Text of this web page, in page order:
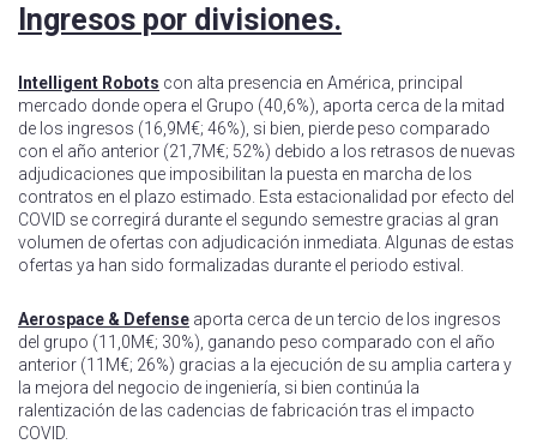
Ingresos por divisiones.
Intelligent Robots con alta presencia en América, principal
mercado donde opera el Grupo (40,6%), aporta cerca de la mitad
de los ingresos (16,9M€; 46%), si bien, pierde peso comparado
con el año anterior (21,7M€; 52%) debido a los retrasos de nuevas
adjudicaciones que imposibilitan la puesta en marcha de los
contratos en el plazo estimado. Esta estacionalidad por efecto del
COVID se corregirá durante el segundo semestre gracias al gran
volumen de ofertas con adjudicación inmediata. Algunas de estas
ofertas ya han sido formalizadas durante el periodo estival.
Aerospace & Defense aporta cerca de un tercio de los ingresos
del grupo (11,0M€; 30%), ganando peso comparado con el año
anterior (11M€; 26%) gracias a la ejecución de su amplia cartera y
la mejora del negocio de ingeniería, si bien continúa la
ralentización de las cadencias de fabricación tras el impacto
COVID.